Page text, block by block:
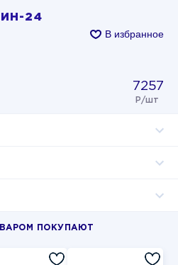
24
В избранное
7257
Р/шт
ПОКУПАЮТ